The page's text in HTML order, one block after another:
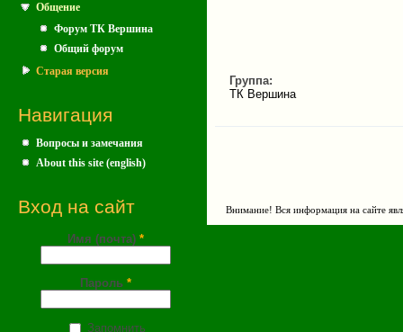
Общение
Форум ТК Вершина
Общий форум
Старая версия
Навигация
Вопросы и замечания
About this site (english)
Вход на сайт
Имя (почта) *
Пароль *
Запомнить
Группа:
ТК Вершина
Внимание! Вся информация на сайте